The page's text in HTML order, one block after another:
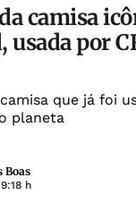
camisa
usada por
que já foi
planeta
Boas
h